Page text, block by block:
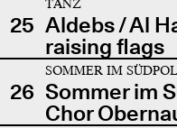
25
TANZ
Aldebs / Al
raising flags
26
SOMMER IM SÜDPOL
Sommer im
Chor